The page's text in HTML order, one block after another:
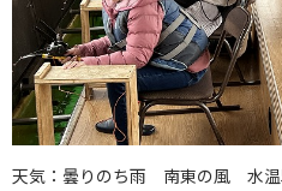
天気：曇りのち雨 南東の風 水温